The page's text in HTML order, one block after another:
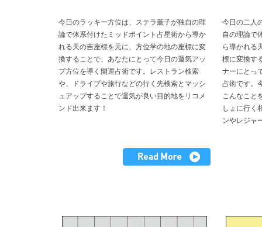
今日のラッキー方位は、ステラ薫子が独自の理
論で体系付けたミッドポイント占星術から導か
れる天の吉座標を元に、方位学の地の座標に変
換することで、あなたにとって今日の運気アッ
プ方位を導く開運占術です。レストラン検索
や、ドライブや旅行などの行く先検索とマッシ
ュアップすることで運気が良い目的地をリコメ
ンド出来ます！
今日の二人
自の理論で
ら導かれる
標に変換す
ナーにとっ
占術です。
こんなこと
しょに行く
ンやレジャ